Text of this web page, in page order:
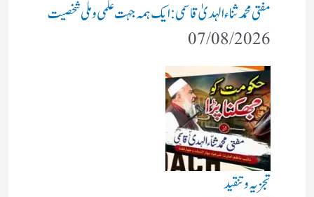
مفتی محمد ثناء الہدیٰ قاسمی: ایک ہمہ جہت علمی و ملی شخصیت
07/08/2026
تجزیہ و تنقید